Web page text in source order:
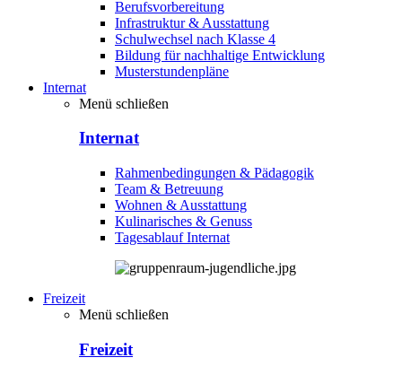
Berufsvorbereitung
Infrastruktur & Ausstattung
Schulwechsel nach Klasse 4
Bildung für nachhaltige Entwicklung
Musterstundenpläne
Internat
Menü schließen
Internat
Rahmenbedingungen & Pädagogik
Team & Betreuung
Wohnen & Ausstattung
Kulinarisches & Genuss
Tagesablauf Internat
Freizeit
Menü schließen
Freizeit